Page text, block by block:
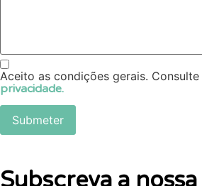
Aceito as condições gerais. Consulte
privacidade.
Submeter
Subscreva a